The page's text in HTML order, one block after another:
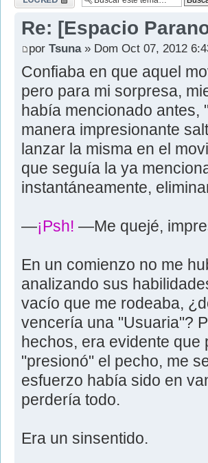
Re: [Espacio
por Tsuna» Dom Oct 07, 2012
Confiaba en que aquel
pero para mi sorpresa,
había mencionado antes,
manera impresionante
lanzar la misma en el
que seguía la ya
instantáneamente,
—¡Psh! —Me quejé,
En un comienzo no me
analizando sus
vacío que me rodeaba,
vencería una "Usuaria"?
hechos, era evidente
"presionó" el pecho, me
esfuerzo había sido en
perdería todo.
Era un sinsentido.